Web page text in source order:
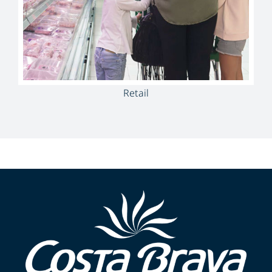
Retail